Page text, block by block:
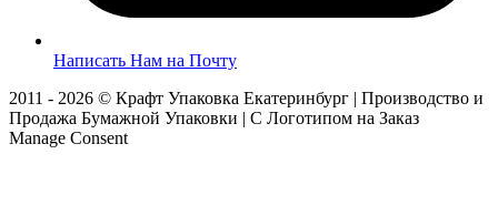
Написать Нам на Почту
2011 - 2026 © Крафт Упаковка Екатеринбург | Производство и
Продажа Бумажной Упаковки | С Логотипом на Заказ
Manage Consent